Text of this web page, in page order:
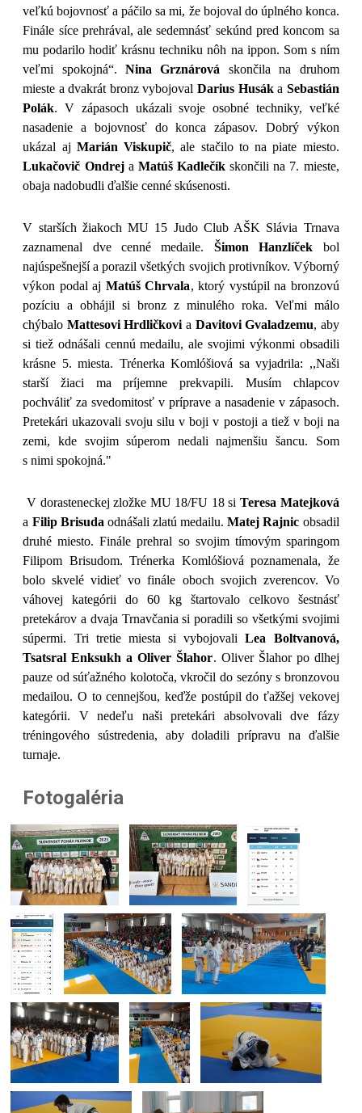
veľkú bojovnosť a páčilo sa mi, že bojoval do úplného konca.
Finále síce prehrával, ale sedemnásť sekúnd pred koncom sa
mu podarilo hodiť krásnu techniku nôh na ippon. Som s ním
veľmi spokojná“.Nina Grznárová skončila na druhom
mieste a dvakrát bronz vybojovalDarius Husáka Sebastián
Polák. V zápasoch ukázali svoje osobné techniky, veľké
nasadenie a bojovnosť do konca zápasov. Dobrý výkon
ukázal aj Marián Viskupič, ale stačilo to na piate miesto.
Lukačovič Ondreja Matúš Kadlečík skončili na 7. mieste,
obaja nadobudli ďalšie cenné skúsenosti.
V starších žiakoch MU 15 Judo Club AŠK Slávia Trnava
zaznamenal dve cenné medaile. Šimon Hanzlíček bol
najúspešnejší a porazil všetkých svojich protivníkov. Výborný
výkon podal aj Matúš Chrvala, ktorý vystúpil na bronzovú
pozíciu a obhájil si bronz z minulého roka. Veľmi málo
chýbalo Mattesovi Hrdličkovi a Davitovi Gvaladzemu, aby
si tiež odnášali cennú medailu, ale svojimi výkonmi obsadili
krásne 5. miesta. Trénerka Komlóšiová sa vyjadrila: ,,Naši
starší žiaci ma príjemne prekvapili. Musím chlapcov
pochváliť za svedomitosť v príprave a nasadenie v zápasoch.
Pretekári ukazovali svoju silu v boji v postoji a tiež v boji na
zemi, kde svojim súperom nedali najmenšiu šancu. Som
s nimi spokojná."
V dorasteneckej zložke MU 18/FU 18 si Teresa Matejková
a Filip Brisuda odnášali zlatú medailu.Matej Rajnic obsadil
druhé miesto. Finále prehral so svojim tímovým sparingom
Filipom Brisudom. Trénerka Komlóšiová poznamenala, že
bolo skvelé vidieť vo finále oboch svojich zverencov. Vo
váhovej kategórii do 60 kg štartovalo celkovo šestnásť
pretekárov a dvaja Trnavčania si poradili so všetkými svojimi
súpermi. Tri tretie miesta si vybojovaliLea Boltvanová,
Tsatsral Enksukh a Oliver Šlahor. Oliver Šlahor po dlhej
pauze od súťažného kolotoča, vkročil do sezóny s bronzovou
medailou. O to cennejšou, keďže postúpil do ťažšej vekovej
kategórii. V nedeľu naši pretekári absolvovali dve fázy
tréningového sústredenia, aby doladili prípravu na ďalšie
turnaje.
Fotogaléria